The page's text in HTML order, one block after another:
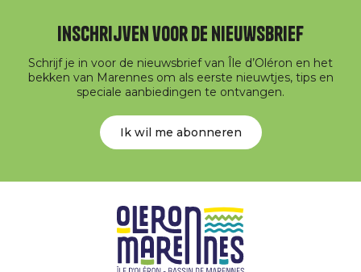
Inschrijven voor de nieuwsbrief
Schrijf je in voor de nieuwsbrief van Île d’Oléron en het
bekken van Marennes om als eerste nieuwtjes, tips en
speciale aanbiedingen te ontvangen.
Ik wil me abonneren